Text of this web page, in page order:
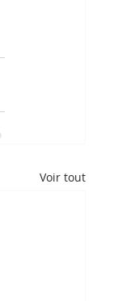
Voir tout